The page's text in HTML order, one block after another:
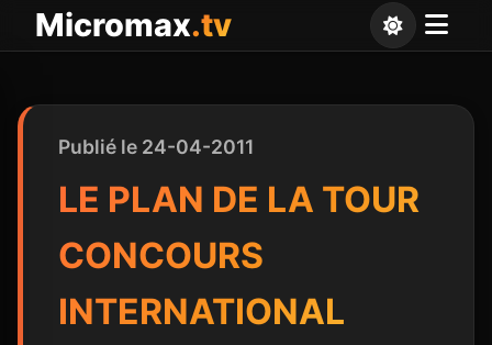
Micromax.tv
Publié le 24-04-2011
LE PLAN DE LA TOUR
CONCOURS
INTERNATIONAL
Panneau de gestion des cookies